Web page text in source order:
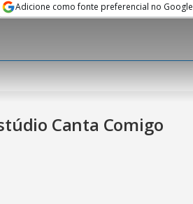
Adicione como fonte preferencial no Google
Canta Comigo